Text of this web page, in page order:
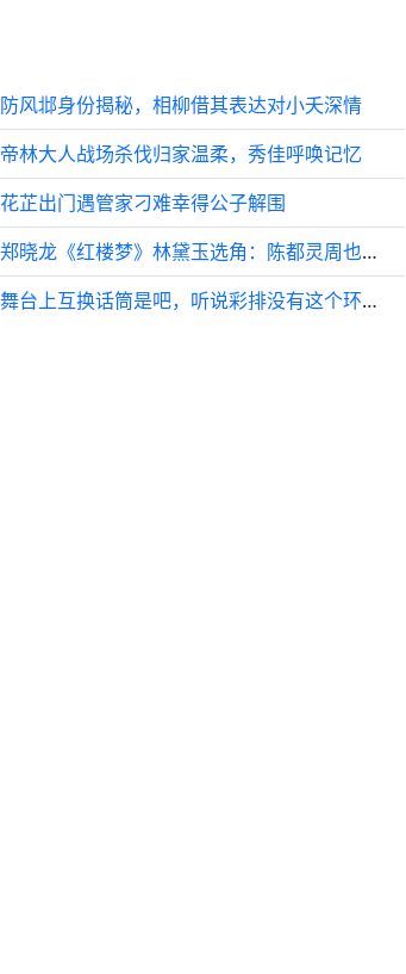
防风邶身份揭秘，相柳借其表达对小夭深情
帝林大人战场杀伐归家温柔，秀佳呼唤记忆
花芷出门遇管家刁难幸得公子解围
郑晓龙《红楼梦》林黛玉选角：陈都灵周也宋祖儿3选1，白鹿演探春
舞台上互换话筒是吧，听说彩排没有这个环节，你俩又秀！